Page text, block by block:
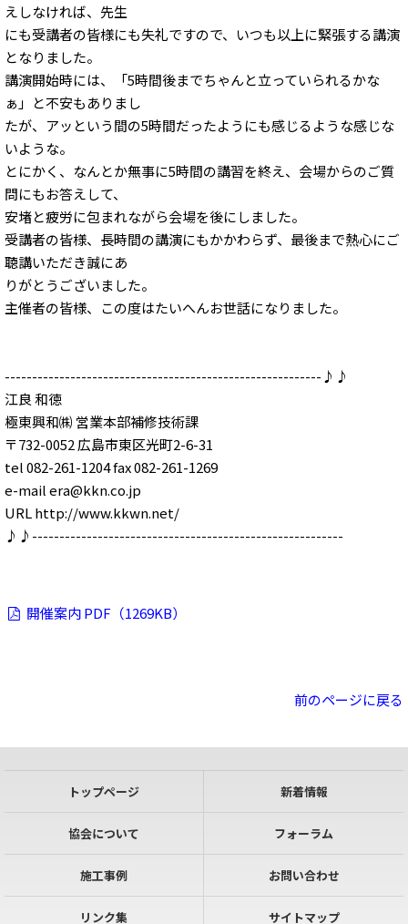
えしなければ、先生
にも受講者の皆様にも失礼ですので、いつも以上に緊張する講演
となりました。
講演開始時には、「5時間後までちゃんと立っていられるかな
ぁ」と不安もありまし
たが、アッという間の5時間だったようにも感じるような感じな
いような。
とにかく、なんとか無事に5時間の講習を終え、会場からのご質
問にもお答えして、
安堵と疲労に包まれながら会場を後にしました。
受講者の皆様、長時間の講演にもかかわらず、最後まで熱心にご
聴講いただき誠にあ
りがとうございました。
主催者の皆様、この度はたいへんお世話になりました。
----------------------------------------------------------♪♪
江良 和徳
極東興和㈱ 営業本部補修技術課
〒732-0052 広島市東区光町2-6-31
tel 082-261-1204 fax 082-261-1269
e-mail era@kkn.co.jp
URL http://www.kkwn.net/
♪♪---------------------------------------------------------
開催案内 PDF（1269KB）
前のページに戻る
トップページ 新着情報
協会について フォーラム
施工事例 お問い合わせ
リンク集 サイトマップ